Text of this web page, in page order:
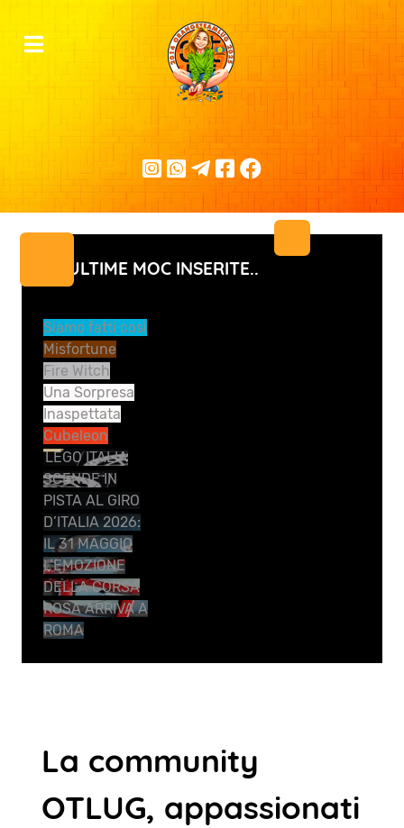
LE ULTIME MOC INSERITE..
Siamo fatti così
Misfortune
Fire Witch
Una Sorpresa
Inaspettata
Cubeleon
LEGO ITALIA
SCENDE IN
PISTA AL GIRO
D’ITALIA 2026:
IL 31 MAGGIO
L’EMOZIONE
DELLA CORSA
ROSA ARRIVA A
ROMA
La community
OTLUG, appassionati